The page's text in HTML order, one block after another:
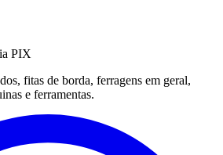
PIX
fitas de borda, ferragens em geral,
e ferramentas.